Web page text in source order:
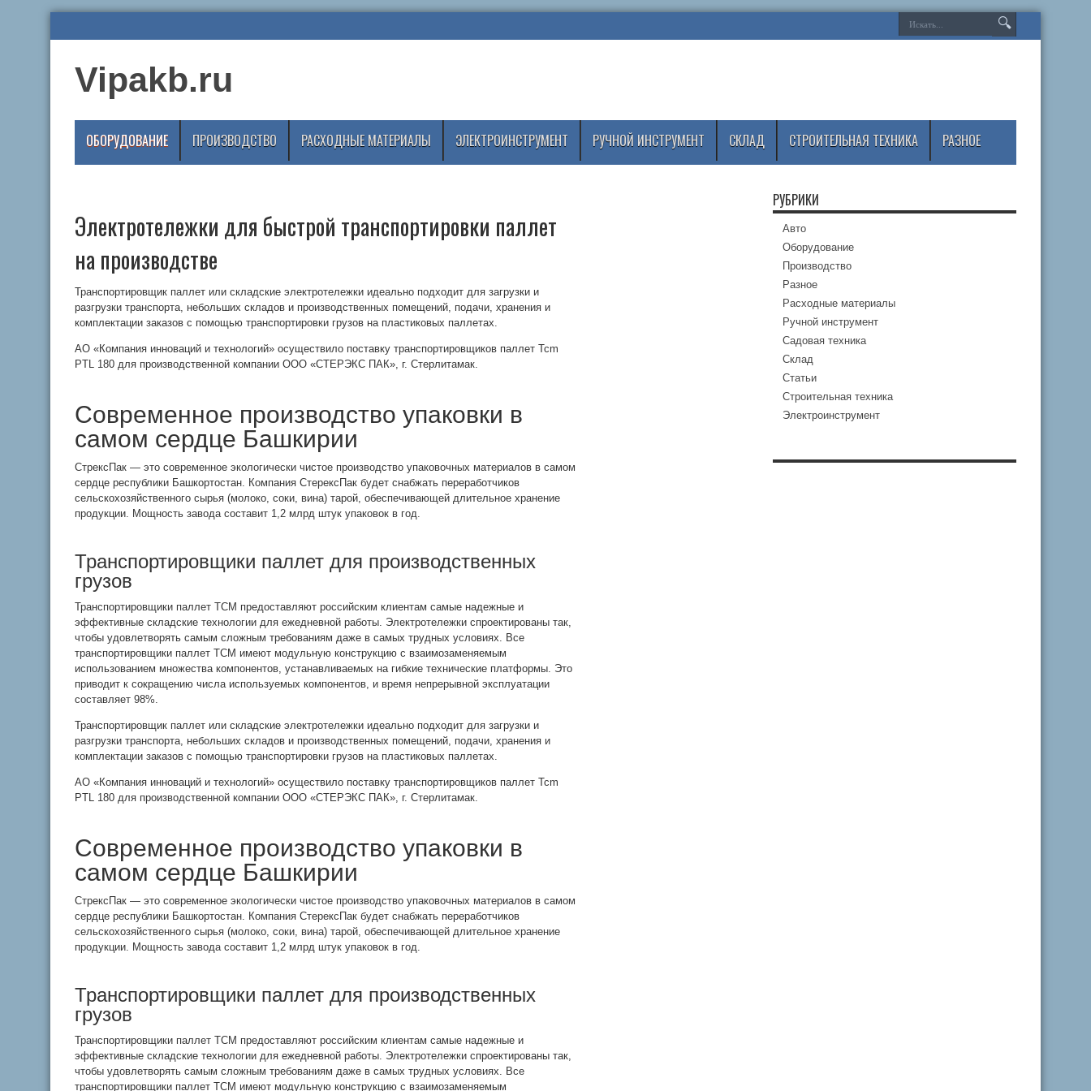
Vipakb.ru
ОБОРУДОВАНИЕ ПРОИЗВОДСТВО РАСХОДНЫЕ МАТЕРИАЛЫ ЭЛЕКТРОИНСТРУМЕНТ РУЧНОЙ ИНСТРУМЕНТ СКЛАД СТРОИТЕЛЬНАЯ ТЕХНИКА РАЗНОЕ
Электротележки для быстрой транспортировки паллет
на производстве
Транспортировщик паллет или складские электротележки идеально подходит для загрузки и
разгрузки транспорта, небольших складов и производственных помещений, подачи, хранения и
комплектации заказов с помощью транспортировки грузов на пластиковых паллетах.
АО «Компания инноваций и технологий» осуществило поставку транспортировщиков паллет Tcm
PTL 180 для производственной компании ООО «СТЕРЭКС ПАК», г. Стерлитамак.
Современное производство упаковки в
самом сердце Башкирии
СтрексПак — это современное экологически чистое производство упаковочных материалов в самом
сердце республики Башкортостан. Компания СтерексПак будет снабжать переработчиков
сельскохозяйственного сырья (молоко, соки, вина) тарой, обеспечивающей длительное хранение
продукции. Мощность завода составит 1,2 млрд штук упаковок в год⁣⁣.
Транспортировщики паллет для производственных
грузов
Транспортировщики паллет ТСМ предоставляют российским клиентам самые надежные и
эффективные складские технологии для ежедневной работы. Электротележки спроектированы так,
чтобы удовлетворять самым сложным требованиям даже в самых трудных условиях. Все
транспортировщики паллет ТСМ имеют модульную конструкцию с взаимозаменяемым
использованием множества компонентов, устанавливаемых на гибкие технические платформы. Это
приводит к сокращению числа используемых компонентов, и время непрерывной эксплуатации
составляет 98%.
Транспортировщик паллет или складские электротележки идеально подходит для загрузки и
разгрузки транспорта, небольших складов и производственных помещений, подачи, хранения и
комплектации заказов с помощью транспортировки грузов на пластиковых паллетах.
АО «Компания инноваций и технологий» осуществило поставку транспортировщиков паллет Tcm
PTL 180 для производственной компании ООО «СТЕРЭКС ПАК», г. Стерлитамак.
Современное производство упаковки в
самом сердце Башкирии
СтрексПак — это современное экологически чистое производство упаковочных материалов в самом
сердце республики Башкортостан. Компания СтерексПак будет снабжать переработчиков
сельскохозяйственного сырья (молоко, соки, вина) тарой, обеспечивающей длительное хранение
продукции. Мощность завода составит 1,2 млрд штук упаковок в год⁣⁣.
Транспортировщики паллет для производственных
грузов
Транспортировщики паллет ТСМ предоставляют российским клиентам самые надежные и
эффективные складские технологии для ежедневной работы. Электротележки спроектированы так,
чтобы удовлетворять самым сложным требованиям даже в самых трудных условиях. Все
транспортировщики паллет ТСМ имеют модульную конструкцию с взаимозаменяемым
РУБРИКИ
Авто
Оборудование
Производство
Разное
Расходные материалы
Ручной инструмент
Садовая техника
Склад
Статьи
Строительная техника
Электроинструмент